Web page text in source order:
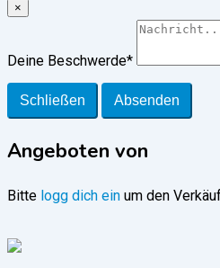
×
Deine Beschwerde*
Schließen Absenden
Angeboten von
Bitte logg dich ein um den